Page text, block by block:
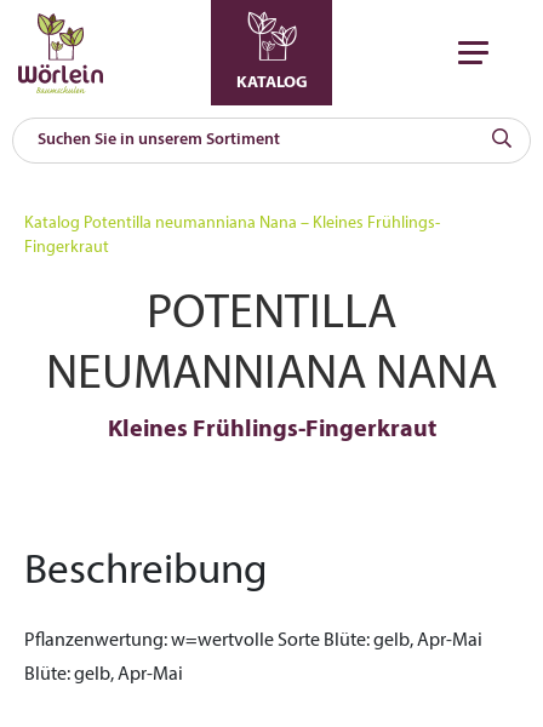
KATALOG
Katalog Potentilla neumanniana Nana – Kleines Frühlings-
Fingerkraut
POTENTILLA
NEUMANNIANA NANA
Kleines Frühlings-Fingerkraut
Beschreibung
Pflanzenwertung:w=wertvolle Sorte Blüte:gelb, Apr-Mai
Blüte:gelb, Apr-Mai